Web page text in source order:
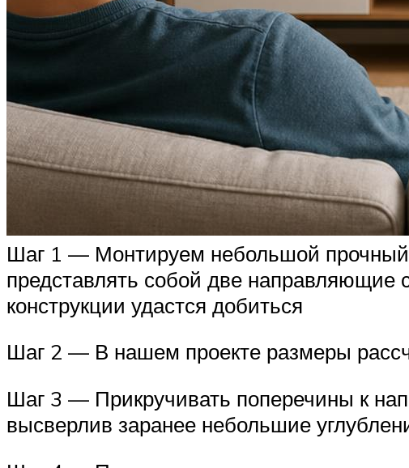
Шаг 1 — Монтируем небольшой прочный
представлять собой две
конструкции удастся добиться
Шаг 2 — В нашем проекте размеры
Шаг 3 — Прикручивать поперечины к
высверлив заранее небольшие